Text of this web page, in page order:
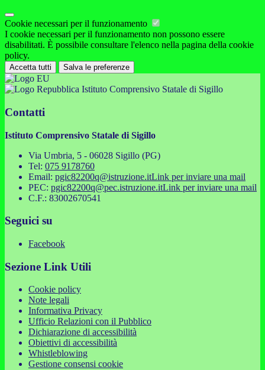
Cookie necessari per il funzionamento
I cookie necessari per il funzionamento non possono essere
disabilitati. È possibile consultare l'elenco nella pagina della cookie
policy.
Accetta tutti Salva le preferenze
Istituto Comprensivo Statale di Sigillo
Contatti
Istituto Comprensivo Statale di Sigillo
Via Umbria, 5 - 06028 Sigillo (PG)
Tel: 075 9178760
Email: pgic82200q@istruzione.itLink per inviare una mail
PEC: pgic82200q@pec.istruzione.itLink per inviare una mail
C.F.: 83002670541
Seguici su
Facebook
Sezione Link Utili
Cookie policy
Note legali
Informativa Privacy
Ufficio Relazioni con il Pubblico
Dichiarazione di accessibilità
Obiettivi di accessibilità
Whistleblowing
Gestione consensi cookie